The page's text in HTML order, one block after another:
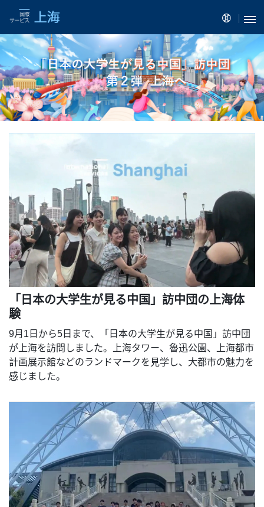
「日本の大学生が見る中国」訪中団の上海体
験
9月1日から5日まで、「日本の大学生が見る中国」訪中団
が上海を訪問しました。上海タワー、魯迅公園、上海都市
計画展示館などのランドマークを見学し、大都市の魅力を
感じました。